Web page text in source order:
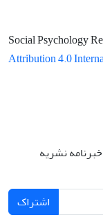
Social Psychology
Attribution 4.0
نشریه
اشتراک